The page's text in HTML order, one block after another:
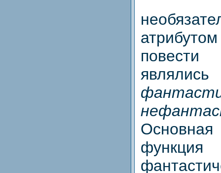
являлись
Основная